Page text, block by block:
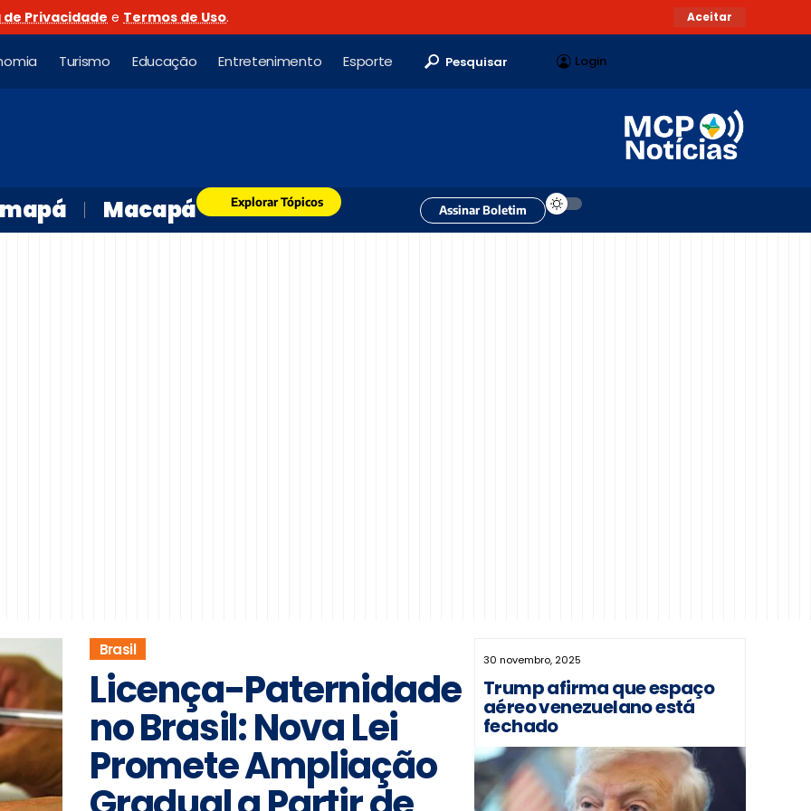
Privacidade e Termos de Uso. Aceitar
Turismo Educação Entretenimento Esporte Pesquisar Login
Macapá Explorar Tópicos
Assinar Boletim
Brasil
Licença-Paternidade
no Brasil: Nova Lei
Promete Ampliação
30 novembro, 2025
Trump afirma que espaço
aéreo venezuelano está
fechado